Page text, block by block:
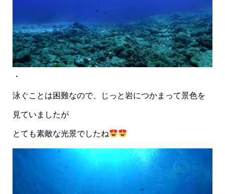
・
泳ぐことは困難なので、じっと岩につかまって景色を
見ていましたが
とても素敵な光景でしたね